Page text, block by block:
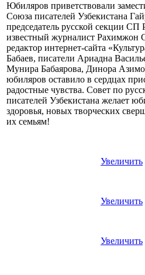
Юбиляров приветствовали
Союза писателей Узбекистана
председатель русской секции
известный журналист Рахимжон
редактор интернет-сайта
Бабаев, писатели Ариадна
Мунира Бабаярова, Динора
юбиляров оставило в сердцах
радостные чувства. Совет по
писателей Узбекистана желает
здоровья, новых творческих
их семьям!
Увеличить
Увеличить
Увеличить